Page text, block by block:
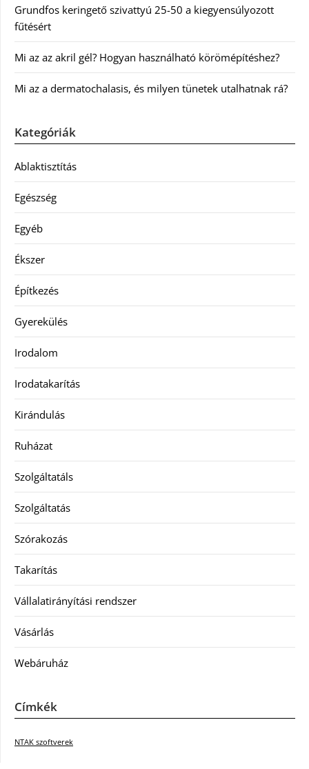
Grundfos keringető szivattyú 25-50 a kiegyensúlyozott
fűtésért
Mi az az akril gél? Hogyan használható körömépítéshez?
Mi az a dermatochalasis, és milyen tünetek utalhatnak rá?
Kategóriák
Ablaktisztítás
Egészség
Egyéb
Ékszer
Építkezés
Gyerekülés
Irodalom
Irodatakarítás
Kirándulás
Ruházat
Szolgáltatáls
Szolgáltatás
Szórakozás
Takarítás
Vállalatirányítási rendszer
Vásárlás
Webáruház
Címkék
NTAK szoftverek